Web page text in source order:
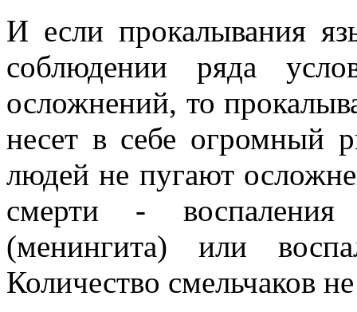
И если прокалывания
соблюдении ряда
осложнений, то
несет в себе огромный
людей не пугают
смерти - воспаления
(менингита) или
Количество смельчаков